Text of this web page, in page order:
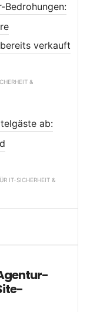
Bedrohungen:
verkauft
&
ab:
IT-SICHERHEIT &